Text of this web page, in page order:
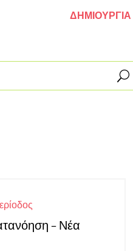
ΔΗΜΙΟΥΡΓΙΑ
– Νέα